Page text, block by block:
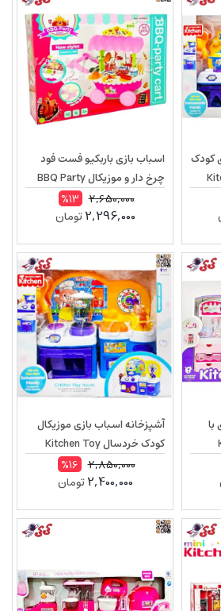
کودک
اسباب بازی باربکیو فست فود
چرخ دار و موزیکال BBQ Party
cart 66093
2,650,000
%13
2,296,000تومان
آشپزخانه اسباب بازی موزیکال
کودک خردسال Kitchen Toy
81893
2,850,000
%16
2,400,000تومان